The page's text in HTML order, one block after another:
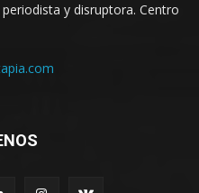
y disruptora. Centro